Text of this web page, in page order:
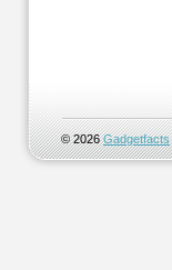
© 2026Gadgetfacts